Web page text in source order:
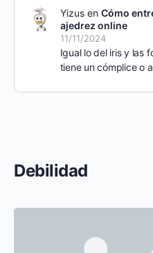
Debilidad
Yizusen Cómo
ajedrez online
11/11/2024
Igual lo del iris y las
tiene un cómplice o